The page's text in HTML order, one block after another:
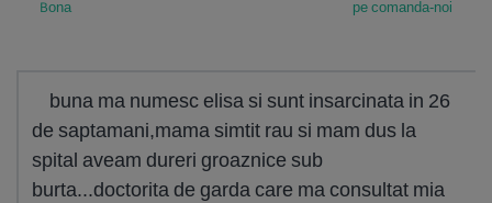
Bona
pe comanda-noi
buna ma numesc elisa si sunt insarcinata in 26
de saptamani,mama simtit rau si mam dus la
spital aveam dureri groaznice sub
burta...doctorita de garda care ma consultat mia